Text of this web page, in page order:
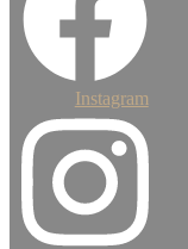
Instagram